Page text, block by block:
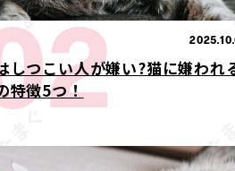
しつこい人が嫌い?猫に嫌われ
特徴5つ！